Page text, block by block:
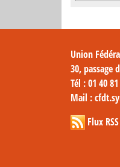
Union
30, passage
Tél : 01 40
Mail :
Flux RSS